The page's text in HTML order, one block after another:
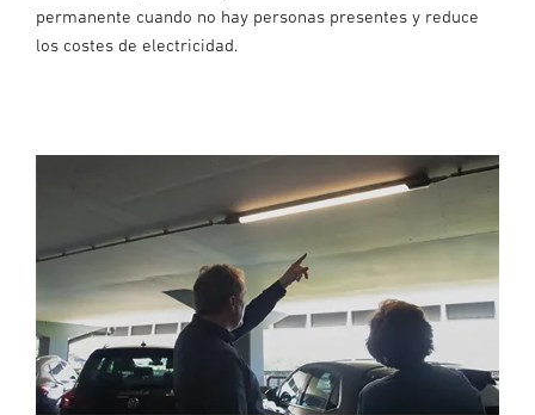
permanente cuando no hay personas presentes y reduce
los costes de electricidad.